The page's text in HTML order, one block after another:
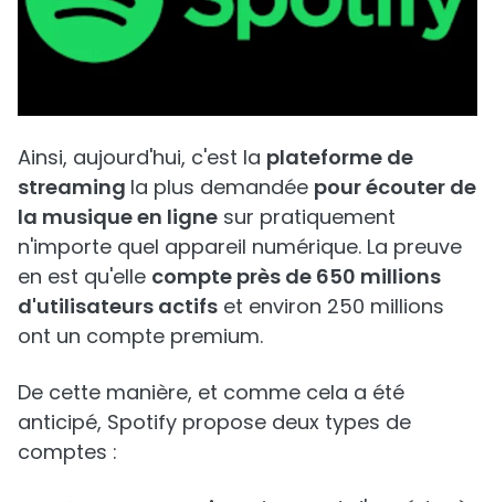
Ainsi, aujourd'hui, c'est la plateforme de
streaming la plus demandée pour écouter de
la musique en ligne sur pratiquement
n'importe quel appareil numérique. La preuve
en est qu'elle compte près de 650 millions
d'utilisateurs actifs et environ 250 millions
ont un compte premium.
De cette manière, et comme cela a été
anticipé, Spotify propose deux types de
comptes :